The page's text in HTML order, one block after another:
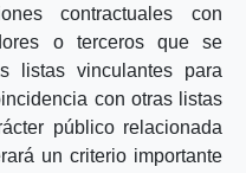
contractuales con
o terceros que se
listas vinculantes para
con otras listas
público relacionada
un criterio importante